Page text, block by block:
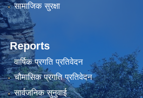
सामाजिक सुरक्षा
Reports
वार्षिक प्रगति प्रतिवेदन
चौमासिक प्रगति प्रतिवेदन
सार्वजनिक सुनुवाई